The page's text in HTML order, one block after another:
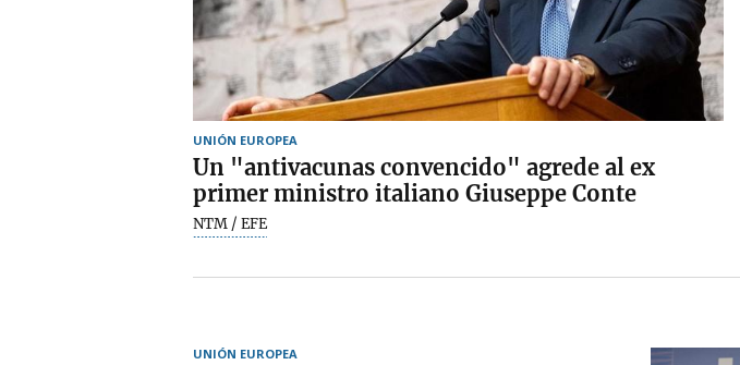
UNIÓN EUROPEA
Un "antivacunas convencido" agrede al ex
primer ministro italiano Giuseppe Conte
NTM / EFE
UNIÓN EUROPEA